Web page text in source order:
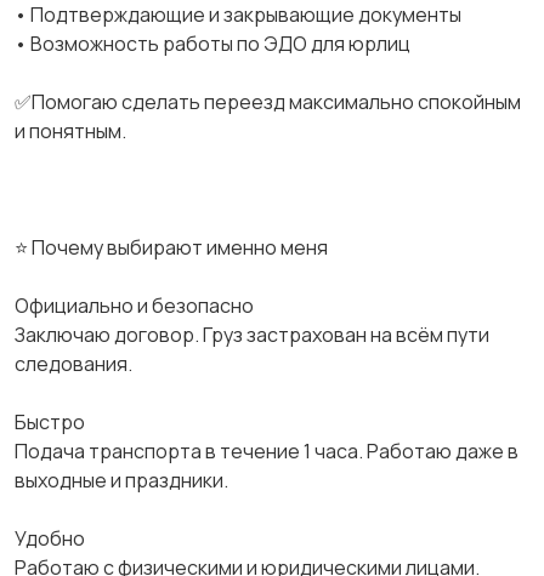
• Подтверждающие и закрывающие документы
• Возможность работы по ЭДО для юрлиц
✅Помогаю сделать переезд максимально спокойным
и понятным.
⭐ Почему выбирают именно меня
Официально и безопасно
Заключаю договор. Груз застрахован на всём пути
следования.
Быстро
Подача транспорта в течение 1 часа. Работаю даже в
выходные и праздники.
Удобно
Работаю с физическими и юридическими лицами.